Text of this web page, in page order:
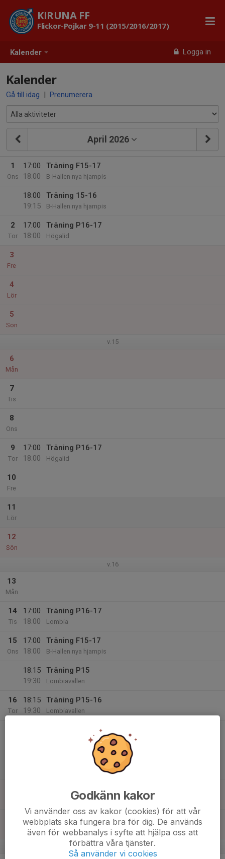
Kalender Logga in
KIRUNA FF
Flickor-Pojkar 9-11 (2015/2016/2017)
Kalender
Gå till idag | Prenumerera
April 2026
1
Ons
17:00
18:00
Träning F15-17
B-Hallen nya hjampis
18:00
19:15
Träning 15-16
B-Hallen nya hjampis
2
Tor
17:00
18:00
Träning P16-17
Högalid
3
Fre
4
Lör
5
Sön
v.15
6
Mån
7
Tis
8
Ons
9
Tor
17:00
18:00
Träning P16-17
Högalid
10
Fre
11
Lör
12
Sön
v.16
13
Mån
14
Tis
17:00
18:00
Träning P16-17
Lombia
15
Ons
17:00
18:00
Träning F15-17
B-Hallen nya hjampis
18:15
19:30
Träning P15
Lombiavallen
16
Tor
18:15
19:30
Träning P15-16
Lombiavallen
Träning P17
18:00
19:30
Träning P15-16
Lombiavallen
v.17
Godkänn kakor
Vi använder oss av kakor (cookies) för att vår
webbplats ska fungera bra för dig. De används
även för webbanalys i syfte att hjälpa oss att
förbättra våra tjänster.
Så använder vi cookies